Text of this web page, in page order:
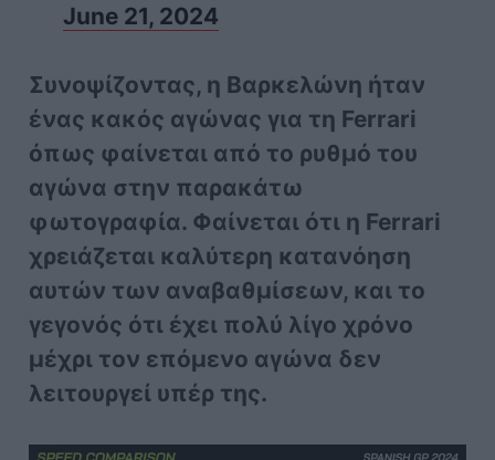
June 21, 2024
Συνοψίζοντας, η Βαρκελώνη ήταν
ένας κακός αγώνας για τη Ferrari
όπως φαίνεται από το ρυθμό του
αγώνα στην παρακάτω
φωτογραφία. Φαίνεται ότι η Ferrari
χρειάζεται καλύτερη κατανόηση
αυτών των αναβαθμίσεων, και το
γεγονός ότι έχει πολύ λίγο χρόνο
μέχρι τον επόμενο αγώνα δεν
λειτουργεί υπέρ της.